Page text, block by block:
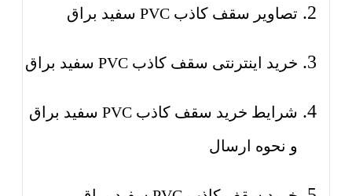
تصاویر سقف کاذب PVC سفید براق
خرید اینترنتی سقف کاذب PVC سفید براق
شرایط خرید سقف کاذب PVC سفید براق
و نحوه ارسال